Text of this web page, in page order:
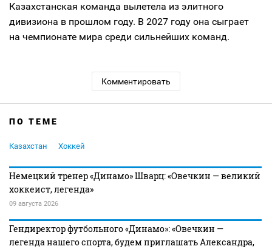
Казахстанская команда вылетела из элитного
дивизиона в прошлом году. В 2027 году она сыграет
на чемпионате мира среди сильнейших команд.
Комментировать
ПО ТЕМЕ
Казахстан Хоккей
Немецкий тренер «Динамо» Шварц: «Овечкин — великий
хоккеист, легенда»
09 августа 2026
Гендиректор футбольного «Динамо»: «Овечкин —
легенда нашего спорта, будем приглашать Александра,